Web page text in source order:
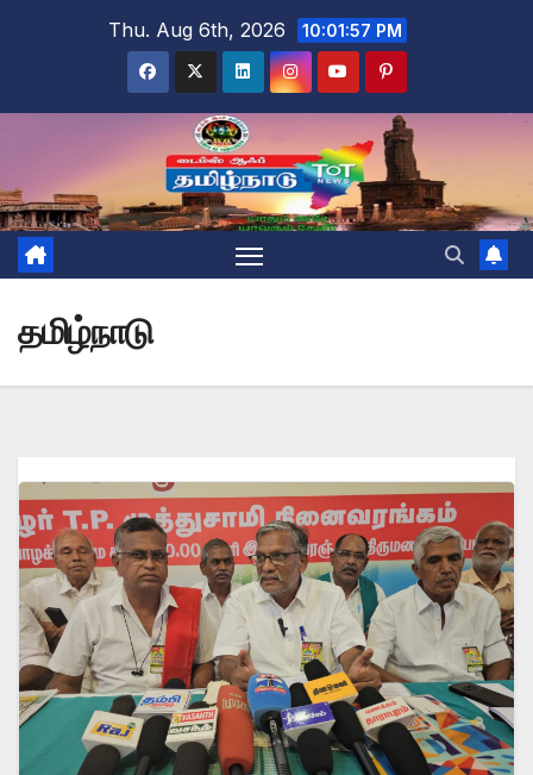
Thu. Aug 6th, 2026 10:01:59 PM
தமிழ்நாடு